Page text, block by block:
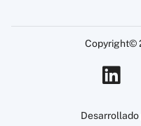
Copyright©